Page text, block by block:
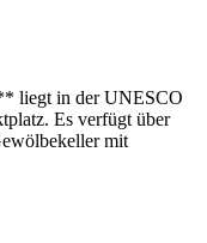
liegt in der UNESCO
Es verfügt über
mit